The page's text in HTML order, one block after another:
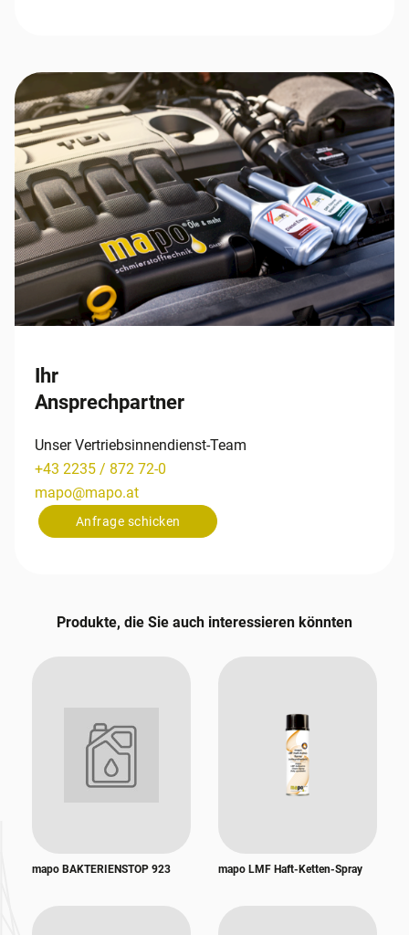
Ihr
Ansprechpartner
Unser Vertriebsinnendienst-Team
+43 2235 / 872 72-0
mapo@mapo.at
Anfrage schicken
Produkte, die Sie auch interessieren könnten
mapo BAKTERIENSTOP 923 mapo LMF Haft-Ketten-Spray